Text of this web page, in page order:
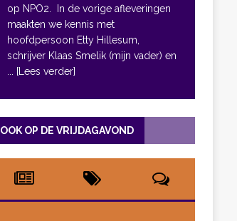
op NPO2. In de vorige afleveringen
maakten we kennis met
hoofdpersoon Etty Hillesum,
schrijver Klaas Smelik (mijn vader) en
... [Lees verder]
OOK OP DE VRIJDAGAVOND